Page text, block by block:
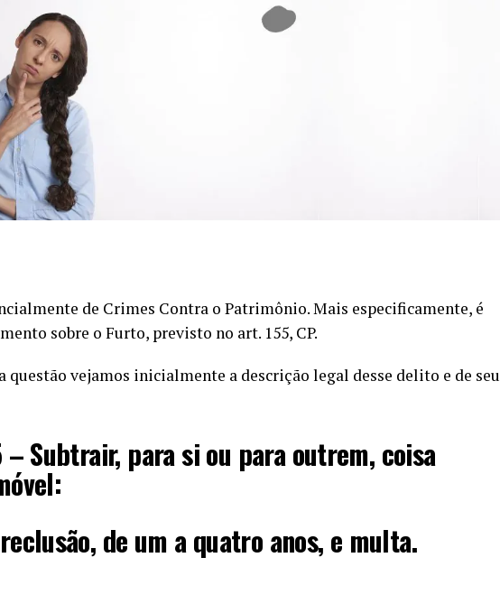
de Crimes Contra o Patrimônio. Mais especificamente, é
sobre o Furto, previsto no art. 155, CP.
questão vejamos inicialmente a descrição legal desse delito e de seu
– Subtrair, para si ou para outrem, coisa
de um a quatro anos, e multa.